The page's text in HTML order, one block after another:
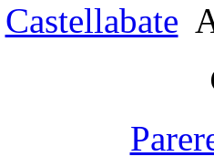
Castellabate